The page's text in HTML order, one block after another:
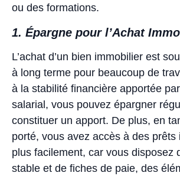
ou des formations.
1. Épargne pour l’Achat
L’achat d’un bien immobilier est
à long terme pour beaucoup de
à la stabilité financière apportée
salarial, vous pouvez épargner
constituer un apport. De plus, en
porté, vous avez accès à des prêts
plus facilement, car vous disposez
stable et de fiches de paie, des